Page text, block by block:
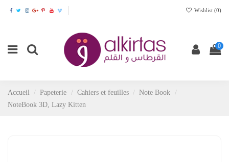
Wishlist (0)
0
Accueil Papeterie Cahiers et feuilles
Note Book
NoteBook 3D, Lazy Kitten